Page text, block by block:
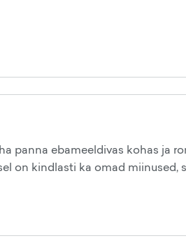
panna ebameeldivas kohas ja
on kindlasti ka omad miinused,